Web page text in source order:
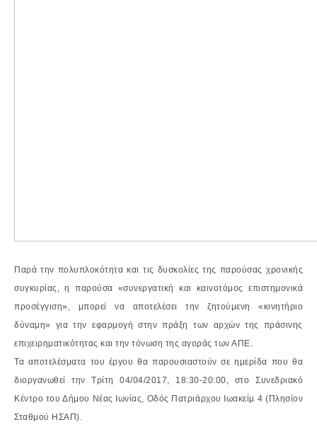
Παρά την πολυπλοκότητα και τις δυσκολίες της παρούσας χρονικής
συγκυρίας, η παρούσα «συνεργατική και καινοτόμος επιστημονικά
προσέγγιση», μπορεί να αποτελέσει την ζητούμενη «κινητήριο
δύναμη» για την εφαρμογή στην πράξη των αρχών της πράσινης
επιχειρηματικότητας και την τόνωση της αγοράς των ΑΠΕ.
Τα αποτελέσματα του έργου θα παρουσιαστούν σε ημερίδα που θα
διοργανωθεί την Τρίτη 04/04/2017, 18:30-20:00, στο Συνεδριακό
Κέντρο του Δήμου Νέας Ιωνίας, Οδός Πατριάρχου Ιωακείμ 4 (Πλησίον
Σταθμού ΗΣΑΠ).